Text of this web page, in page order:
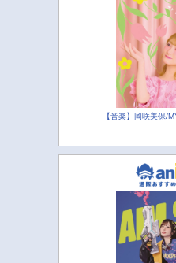
【音楽】岡咲美保/